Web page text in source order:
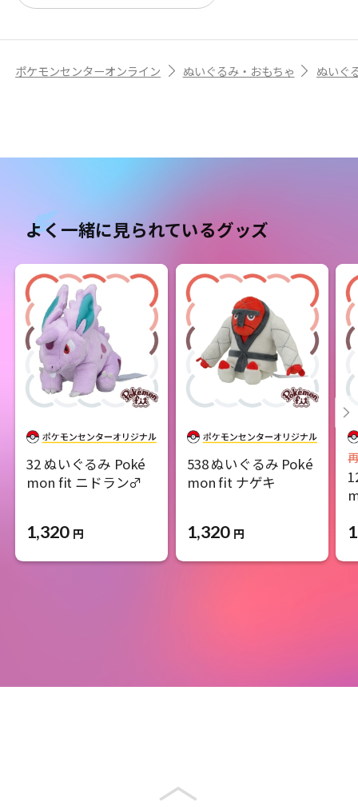
ポケモンセンターオンライン ぬいぐるみ・おもちゃ ぬいぐ
よく一緒に見られているグッズ
32 ぬいぐるみ Poké
mon fit ニドラン♂
1,320 円
538 ぬいぐるみ Poké
mon fit ナゲキ
1,320 円